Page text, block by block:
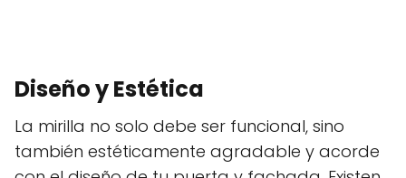
Diseño y Estética
La mirilla no solo debe ser funcional, sino
también estéticamente agradable y acorde